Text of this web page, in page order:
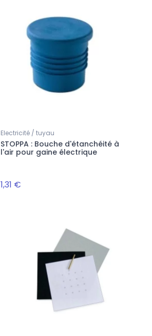
Electricité / tuyau
STOPPA : Bouche d'étanchéité à
l'air pour gaine électrique
1,31 €